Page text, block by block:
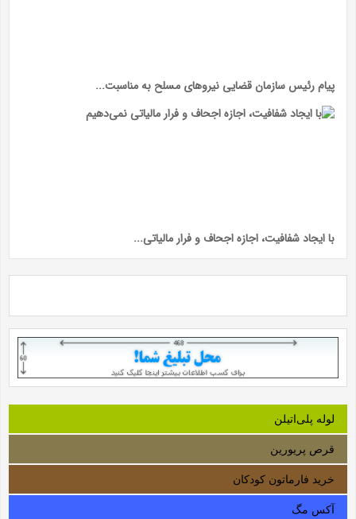
پیام رئیس سازمان قضایی نیرو‌های مسلح به مناسبت...
با ایجاد شفافیت، اجازه اجحاف و فرار مالیاتی...
لوله‌ پلی‌اتیلن
قرص پریورین
خرید فارماتون کودکان
آکس مگ